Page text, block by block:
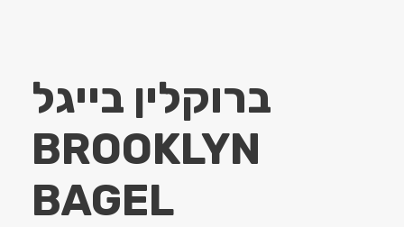
ברוקלין בייגל
BROOKLYN
BAGEL